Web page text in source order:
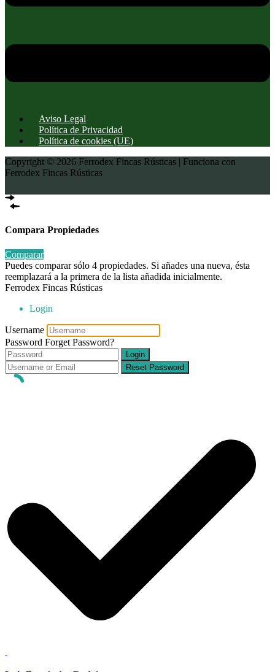
Aviso Legal
Política de Privacidad
Política de cookies (UE)
Copyright © 2026 Ferrodex Fincas Rústicas | Funciona con
Ferrodex Fincas Rústicas
Compara Propiedades
Comparar
Puedes comparar sólo 4 propiedades. Si añades una nueva, ésta
reemplazará a la primera de la lista añadida inicialmente.
Ferrodex Fincas Rústicas
Login
Username
Password Forget Password?
Login
Reset Password